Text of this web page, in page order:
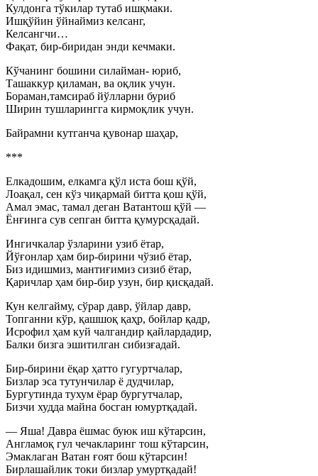
Кулдонга тўкилар тутаб ишқмаки.
Ишқўйин ўйнаймиз келсанг,
Келсангчи…
Фақат, бир-биридан энди кечмаки.
Кўчанинг бошини силайман- юриб,
Ташаккур қиламан, ва оқлик учун.
Бораман,тамсираб йўлларни буриб
Ширин тушларингга кирмоқлик учун.
Байрамни кутганча қувонар шаҳар,
***
Елкадошим, елкамга қўл иста бош қўй,
Лоақал, сен кўз чиқармай битта қош қўй,
Амал эмас, тамал деган Ватантош қўй —
Ёнғинга сув сепган битта қумурсқадай.
Ингичкалар ўзларини узиб ётар,
Йўғонлар ҳам бир-бирини чўзиб ётар,
Биз идишмиз, мантиғимиз сизиб ётар,
Қаричлар ҳам бир-бир узун, бир қисқадай.
Кун келгайму, сўрар давр, ўйлар давр,
Топганни кўр, қашшоқ қаҳр, бойлар қадр,
Исрофил ҳам куй чалгандир қайлардадир,
Балки бизга эшитилган сибизғадай.
Бир-бирини ёқар ҳатто гугуртчалар,
Бизлар эса тутунчилар ё дудчилар,
Бургутинда тухум ёрар бургутчалар,
Бизчи худда майна босган юмуртқадай.
— Яша! Давра ёшмас буюк иш кўтарсин,
Англамоқ гул чечакларинг тош кўтарсин,
Эмаклаган Ватан ғоят бош кўтарсин!
Бирлашайлик токи бизлар умуртқадай!